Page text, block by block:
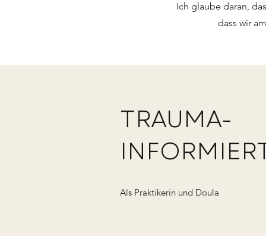
Ich glaube daran,
dass wir
TRAUMA-
Als Praktikerin und Doula